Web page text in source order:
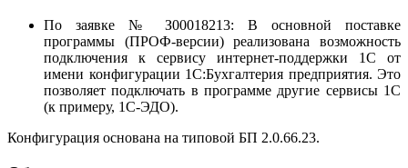
По заявке № З00018213: В основной поставке
программы (ПРОФ-версии) реализована возможность
подключения к сервису интернет-поддержки 1С от
имени конфигурации 1С:Бухгалтерия предприятия. Это
позволяет подключать в программе другие сервисы 1С
(к примеру, 1С-ЭДО).
Конфигурация основана на типовой БП 2.0.66.23.